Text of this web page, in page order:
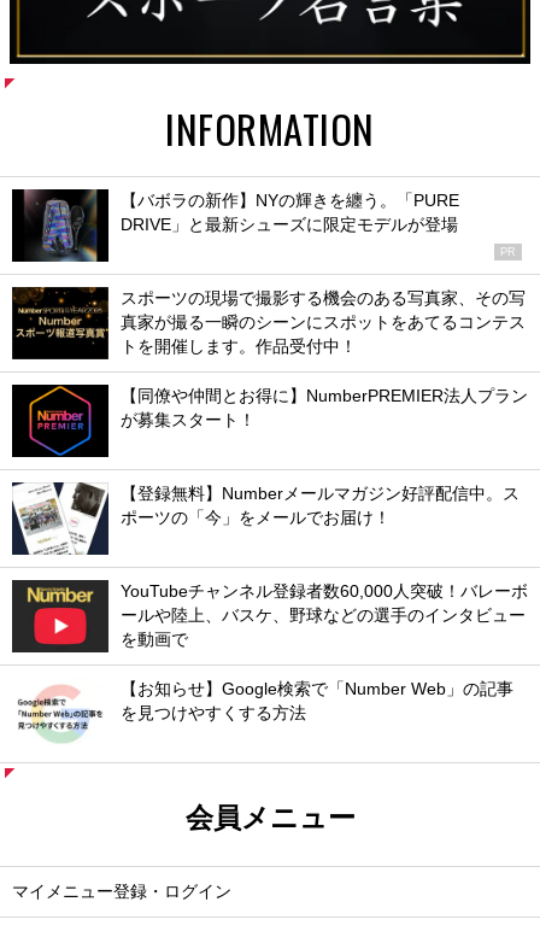
INFORMATION
【バボラの新作】NYの輝きを纏う。「PURE
DRIVE」と最新シューズに限定モデルが登場
PR
スポーツの現場で撮影する機会のある写真家、その写
真家が撮る一瞬のシーンにスポットをあてるコンテス
トを開催します。作品受付中！
【同僚や仲間とお得に】NumberPREMIER法人プラン
が募集スタート！
【登録無料】Numberメールマガジン好評配信中。ス
ポーツの「今」をメールでお届け！
YouTubeチャンネル登録者数60,000人突破！バレーボ
ールや陸上、バスケ、野球などの選手のインタビュー
を動画で
【お知らせ】Google検索で「Number Web」の記事
を見つけやすくする方法
会員メニュー
マイメニュー登録・ログイン